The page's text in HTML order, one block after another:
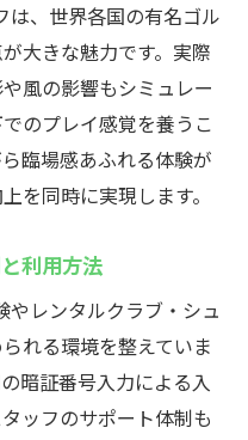
は、世界各国の有名ゴル
大きな魅力です。実際
風の影響もシミュレー
のプレイ感覚を養うこ
臨場感あふれる体験が
を同時に実現します。
利用方法
やレンタルクラブ・シュ
れる環境を整えていま
暗証番号入力による入
ッフのサポート体制も